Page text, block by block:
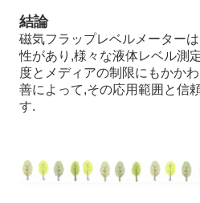
結論
磁気フラップレベルメーター
性があり,様々な液体レベル測
度とメディアの制限にもかか
善によって,その応用範囲と信
す.